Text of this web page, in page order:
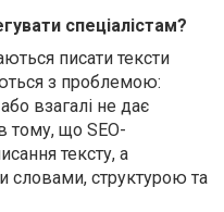
спеціалістам?
писати тексти
з проблемою:
взагалі не дає
тому, що SEO-
тексту, а
словами, структурою та